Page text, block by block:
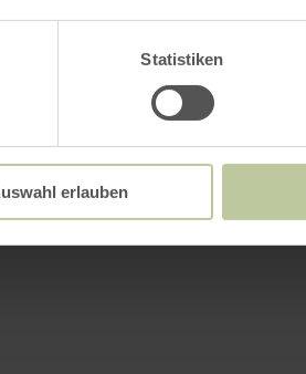
Statistiken
erlauben